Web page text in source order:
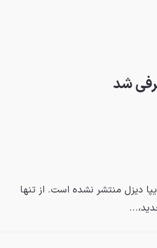
شد
دیزل منتشر نشده است. از تنها